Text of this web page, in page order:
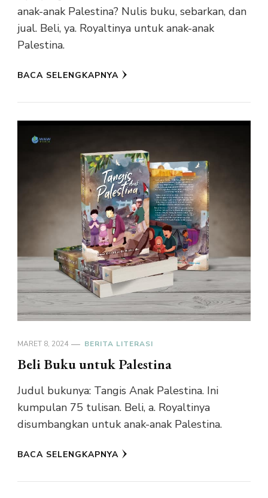
anak-anak Palestina? Nulis buku, sebarkan, dan
jual. Beli, ya. Royaltinya untuk anak-anak
Palestina.
BACA SELENGKAPNYA
MARET 8, 2024 BERITA LITERASI
Beli Buku untuk Palestina
Judul bukunya: Tangis Anak Palestina. Ini
kumpulan 75 tulisan. Beli, a. Royaltinya
disumbangkan untuk anak-anak Palestina.
BACA SELENGKAPNYA